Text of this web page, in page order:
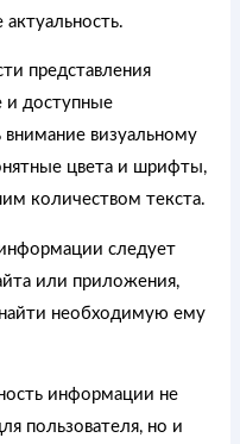
представления
и доступные
визуальному
цвета и шрифты,
количеством текста.
следует
или приложения,
необходимую ему
информации не
пользователя, но и